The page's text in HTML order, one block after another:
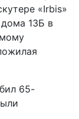
«Irbis»
13Б в
65-